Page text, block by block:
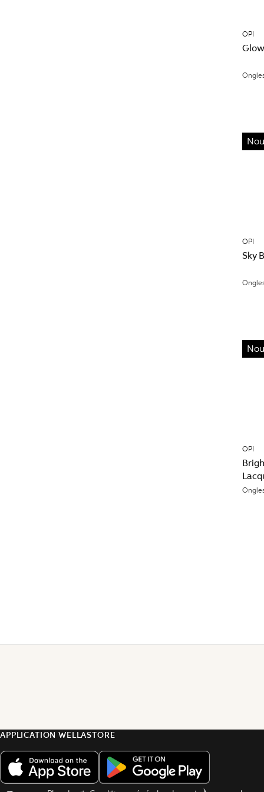
OPI
OPI
Sky
OPI
APPLICATION WELLASTORE